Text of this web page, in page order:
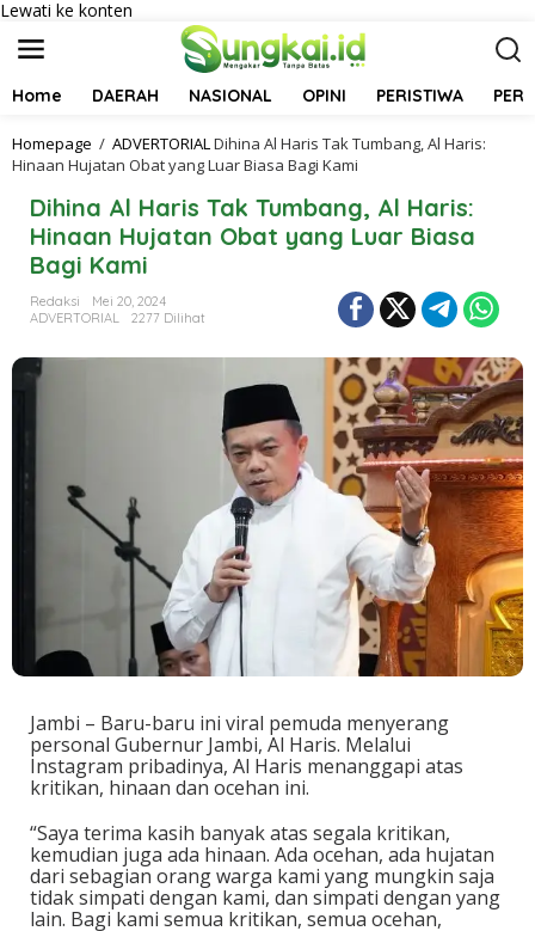
Lewati ke konten
Home DAERAH NASIONAL OPINI PERISTIWA
Homepage / ADVERTORIALDihina Al Haris Tak Tumbang, Al Haris:
Hinaan Hujatan Obat yang Luar Biasa Bagi Kami
Dihina Al Haris Tak Tumbang, Al Haris:
Hinaan Hujatan Obat yang Luar Biasa
Bagi Kami
Redaksi
Mei 20, 2024
ADVERTORIAL
2277 Dilihat
Jambi – Baru-baru ini viral pemuda menyerang
personal Gubernur Jambi, Al Haris. Melalui
Instagram pribadinya, Al Haris menanggapi atas
kritikan, hinaan dan ocehan ini.
“Saya terima kasih banyak atas segala kritikan,
kemudian juga ada hinaan. Ada ocehan, ada hujatan
dari sebagian orang warga kami yang mungkin saja
tidak simpati dengan kami, dan simpati dengan yang
lain. Bagi kami semua kritikan, semua ocehan,